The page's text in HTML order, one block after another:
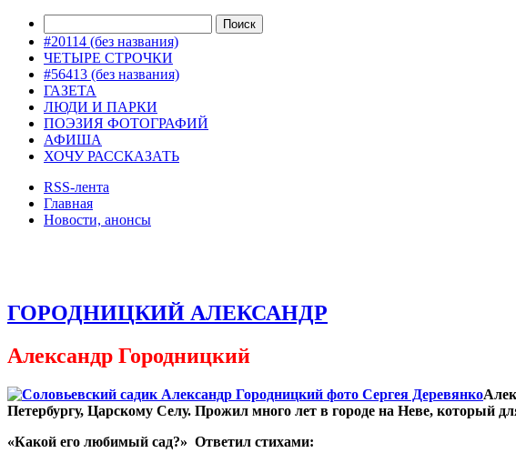
#20114 (без названия)
ЧЕТЫРЕ СТРОЧКИ
#56413 (без названия)
ГАЗЕТА
ЛЮДИ И ПАРКИ
ПОЭЗИЯ ФОТОГРАФИЙ
АФИША
ХОЧУ РАССКАЗАТЬ
RSS-лента
Главная
Новости, анонсы
ГОРОДНИЦКИЙ АЛЕКСАНДР
Александр Городницкий
Петербургу, Царскому Селу. Прожил много лет в городе на Неве, который
«Какой его любимый сад?» Ответил стихами: